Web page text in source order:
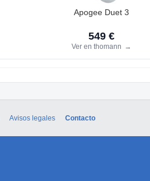
Apogee Duet 3
549 €
Ver en thomann →
Avisos legales Contacto